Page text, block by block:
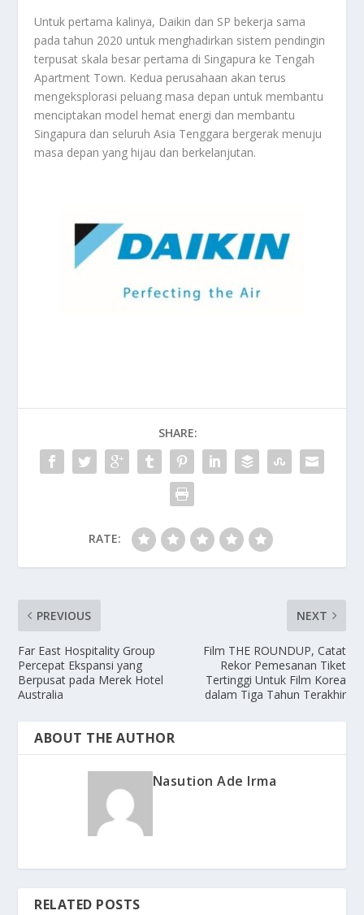
Untuk pertama kalinya, Daikin dan SP bekerja sama
pada tahun 2020 untuk menghadirkan sistem pendingin
terpusat skala besar pertama di Singapura ke Tengah
Apartment Town. Kedua perusahaan akan terus
mengeksplorasi peluang masa depan untuk membantu
menciptakan model hemat energi dan membantu
Singapura dan seluruh Asia Tenggara bergerak menuju
masa depan yang hijau dan berkelanjutan.
SHARE:
RATE:
PREVIOUS
Far East Hospitality Group
Percepat Ekspansi yang
Berpusat pada Merek Hotel
Australia
NEXT
Film THE ROUNDUP, Catat
Rekor Pemesanan Tiket
Tertinggi Untuk Film Korea
dalam Tiga Tahun Terakhir
ABOUT THE AUTHOR
Nasution Ade Irma
RELATED POSTS